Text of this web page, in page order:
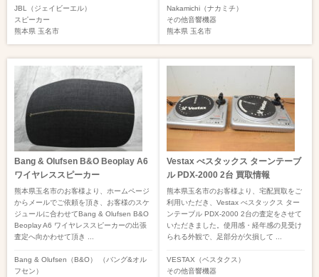
JBL（ジェイビーエル）
スピーカー
熊本県 玉名市
Nakamichi（ナカミチ）
その他音響機器
熊本県 玉名市
Bang & Olufsen B&O Beoplay A6
ワイヤレススピーカー
熊本県玉名市のお客様より、ホームページ
からメールでご依頼を頂き、お客様のスケ
ジュールに合わせてBang & Olufsen B&O
Beoplay A6 ワイヤレススピーカーの出張
査定へ向かわせて頂き ...
Bang & Olufsen（B&O） （バング&オル
フセン）
Vestax べスタックス ターンテーブ
ル PDX-2000 2台 買取情報
熊本県玉名市のお客様より、宅配買取をご
利用いただき、Vestax べスタックス ター
ンテーブル PDX-2000 2台の査定をさせて
いただきました。使用感・経年感の見受け
られる外観で、足部分が欠損して ...
VESTAX（ベスタクス）
その他音響機器